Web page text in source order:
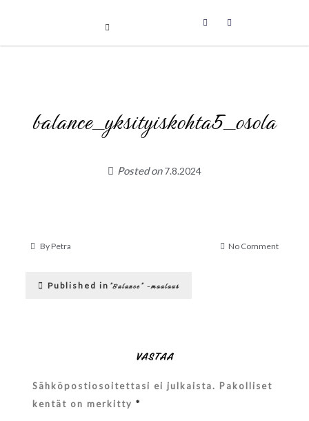
balance_yksityiskohta5_osola
Posted on7.8.2024
ByPetra No Commenton
Artikkelien
Published in ”Balance” -maalaus
VASTAA
Sähköpostiosoitettasi ei julkaista. Pakolliset
kentät on merkitty*